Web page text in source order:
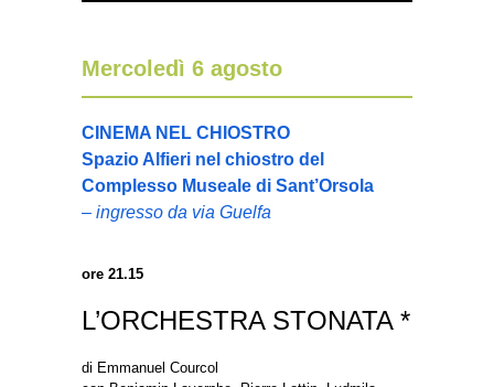
Mercoledì 6 agosto
CINEMA NEL CHIOSTRO
Spazio Alfieri nel chiostro del
Complesso Museale di Sant’Orsola
– ingresso da via Guelfa
ore 21.15
L’ORCHESTRA STONATA *
di Emmanuel Courcol